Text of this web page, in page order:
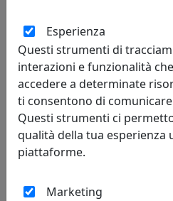
OROLOGIO IN CRISTALLO,
Ottaviani
Esperienza
Questi strumenti di
interazioni e funzionalità
accedere a determinate
ti consentono di
Questi strumenti ci
qualità della tua esperienza
piattaforme.
Marketing